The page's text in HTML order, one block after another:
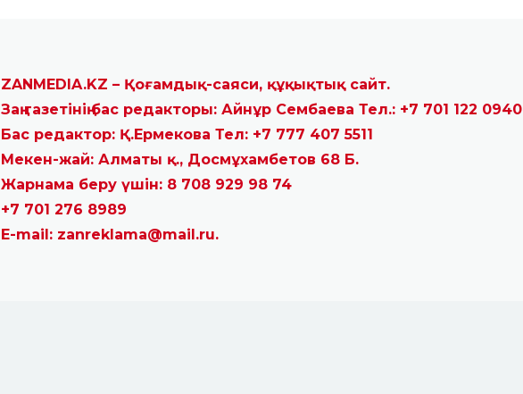
ZANMEDIA.KZ – Қоғамдық-саяси, құқықтық сайт.
Заң газетінің бас редакторы: Айнұр Сембаева Тел.: +7 701 122 0940
Бас редактор: Қ.Ермекова Тел: +7 777 407 5511
Мекен-жай: Алматы қ., Досмұхамбетов 68 Б.
Жарнама беру үшін: 8 708 929 98 74
+7 701 276 8989
E-mail: zanreklama@mail.ru.